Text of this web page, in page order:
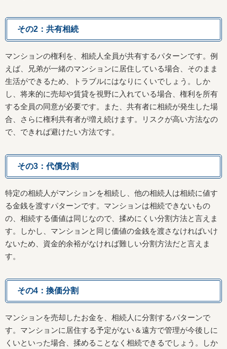
その2：共有相続
マンションの権利を、相続人全員が共有するパターンです。例
えば、兄弟が一緒のマンションに居住している場合、そのまま
生活ができるため、トラブルにはなりにくいでしょう。しか
し、将来的に売却や賃貸を視野に入れている場合、権利を所有
する全員の同意が必要です。また、共有者に相続が発生した場
合、さらに権利共有者が増え続けます。リスクが高い方法なの
で、できれば避けたい方法です。
その3：代償分割
特定の相続人がマンションを相続し、他の相続人は相続に値す
る金銭を渡すパターンです。マンションは相続できないもの
の、相続する価値は同じなので、揉めにくい分割方法と言えま
す。しかし、マンションと同じ価値の金銭を渡さなければいけ
ないため、資金的余裕がなければ難しい分割方法だと言えま
す。
その4：換価分割
マンションを売却したお金を、相続人に分割するパターンで
す。マンションに居住する予定がない＆遠方で管理が今後しに
くいといった場合、揉めることなく相続できるでしょう。しか